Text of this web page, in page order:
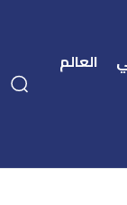
العالم